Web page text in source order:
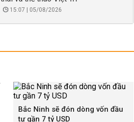
15:07 | 05/08/2026
Bắc Ninh sẽ đón dòng vốn đầu
tư gần 7 tỷ USD